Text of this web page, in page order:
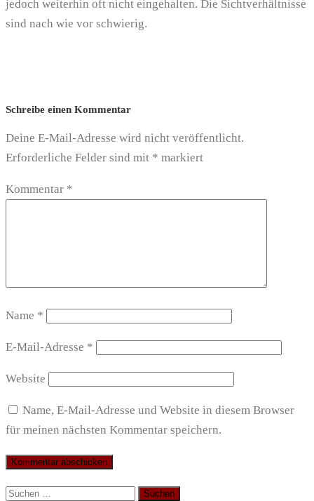
jedoch weiterhin oft nicht eingehalten. Die Sichtverhältnisse
sind nach wie vor schwierig.
Schreibe einen Kommentar
Deine E-Mail-Adresse wird nicht veröffentlicht.
Erforderliche Felder sind mit * markiert
Kommentar *
Name *
E-Mail-Adresse *
Website
Name, E-Mail-Adresse und Website in diesem Browser
für meinen nächsten Kommentar speichern.
Suchen